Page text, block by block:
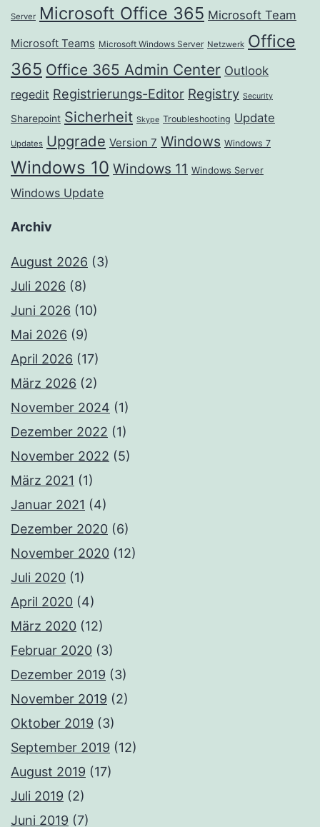
Server Microsoft Office 365 Microsoft Team
Microsoft Teams Microsoft Windows Server Netzwerk Office
365 Office 365 Admin Center Outlook
regedit Registrierungs-Editor Registry Security
Sharepoint Sicherheit Skype Troubleshooting Update
Updates Upgrade Version 7 Windows Windows 7
Windows 10 Windows 11 Windows Server
Windows Update
Archiv
August 2026 (3)
Juli 2026 (8)
Juni 2026 (10)
Mai 2026 (9)
April 2026 (17)
März 2026 (2)
November 2024 (1)
Dezember 2022 (1)
November 2022 (5)
März 2021 (1)
Januar 2021 (4)
Dezember 2020 (6)
November 2020 (12)
Juli 2020 (1)
April 2020 (4)
März 2020 (12)
Februar 2020 (3)
Dezember 2019 (3)
November 2019 (2)
Oktober 2019 (3)
September 2019 (12)
August 2019 (17)
Juli 2019 (2)
Juni 2019 (7)